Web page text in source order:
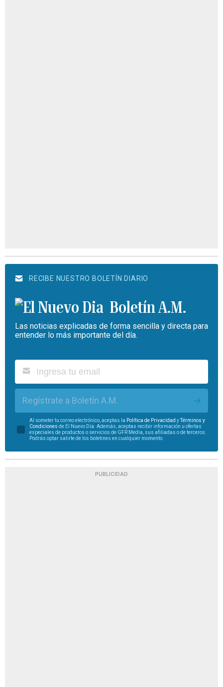
RECIBE NUESTRO BOLETÍN DIARIO
Boletín A.M.
Las noticias explicadas de forma sencilla y directa para
entender lo más importante del día.
Regístrate a Boletín A.M.
Al someter tu correo electrónico, aceptas la Política de Privacidad yTérminos y
Condiciones de El Nuevo Día. Además, aceptas recibir información u ofertas
especiales de productos o servicios de GFR Media, sus afiliadas o de terceros.
Podrás optar salirte de los boletines en cualquier momento.
PUBLICIDAD